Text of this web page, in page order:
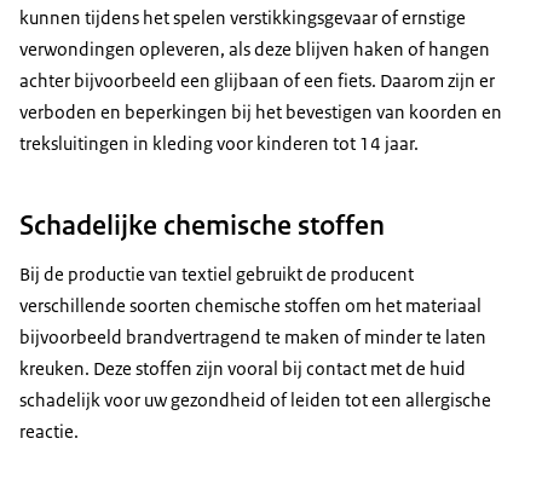
kunnen tijdens het spelen verstikkingsgevaar of ernstige
verwondingen opleveren, als deze blijven haken of hangen
achter bijvoorbeeld een glijbaan of een fiets. Daarom zijn er
verboden en beperkingen bij het bevestigen van koorden en
treksluitingen in kleding voor kinderen tot 14 jaar.
Schadelijke chemische stoffen
Bij de productie van textiel gebruikt de producent
verschillende soorten chemische stoffen om het materiaal
bijvoorbeeld brandvertragend te maken of minder te laten
kreuken. Deze stoffen zijn vooral bij contact met de huid
schadelijk voor uw gezondheid of leiden tot een allergische
reactie.